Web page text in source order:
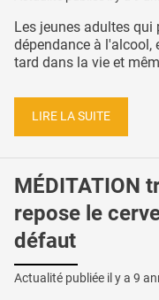
Les jeunes adultes
dépendance à l'alcool,
tard dans la vie et
LIRE LA SUITE
MÉDITATION
repose le
défaut
Actualité publiée il y a 9